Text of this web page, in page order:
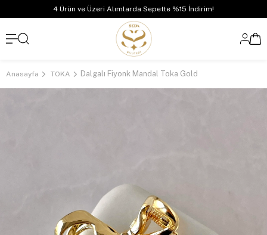
4 Ürün ve Üzeri Alımlarda Sepette %15 İndirim!
Anasayfa TOKA Dalgalı Fiyonk Mandal Toka Gold